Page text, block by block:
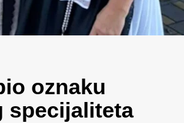
oznaku
specijaliteta